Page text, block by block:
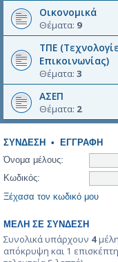
Οικονομικά
Θέματα: 9
ΤΠΕ
Επικοινωνίας)
Θέματα: 3
ΑΣΕΠ
Θέματα: 2
ΣΎΝΔΕΣΗ • ΕΓΓΡΑΦΉ
Όνομα μέλους:
Κωδικός:
Ξέχασα τον κωδικό μου
ΜΈΛΗ ΣΕ ΣΎΝΔΕΣΗ
Συνολικά υπάρχουν 4
απόκρυψη και 1